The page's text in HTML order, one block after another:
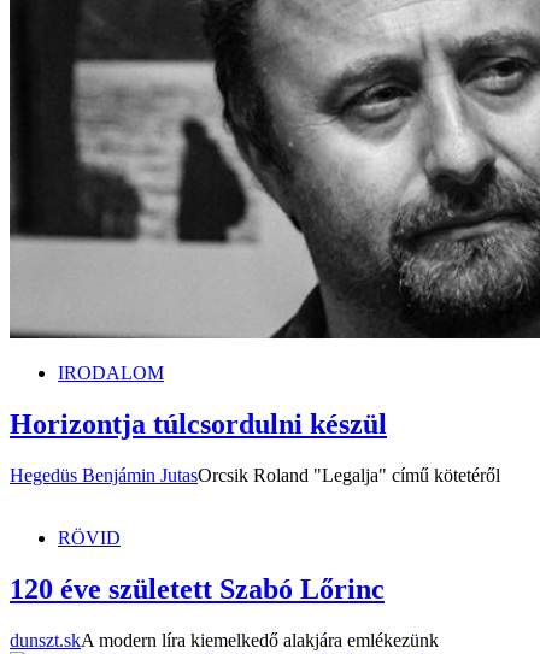
IRODALOM
Horizontja túlcsordulni készül
Hegedüs Benjámin JutasOrcsik Roland "Legalja" című kötetéről
RÖVID
120 éve született Szabó Lőrinc
dunszt.skA modern líra kiemelkedő alakjára emlékezünk